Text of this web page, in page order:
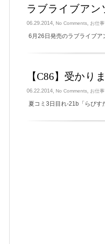
ラブライブアン
06.29.2014, No Comments お仕
6月26日発売のラブライブ
【C86】受かり
06.22.2014, No Comments お仕
夏コミ3日目れ-21b「らび